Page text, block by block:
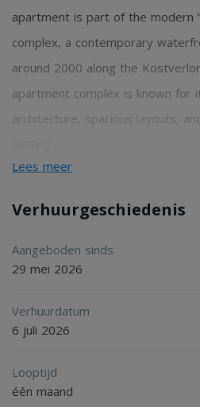
apartment is part of the modern
complex, a contemporary
around 2000 along the
apartment complex is known for
architecture, spacious layouts,
the popular Staatsliedenbuurt /
the edge of the famous Jordaan
unique balance between
boutique shops, supermarkets,
public transport.
Lees meer
Verhuurgeschiedenis
Aangeboden sinds
29 mei 2026
Verhuurdatum
6 juli 2026
Looptijd
één maand